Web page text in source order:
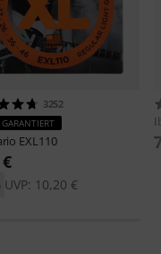
3252
GARANTIERT
EXL110
UVP: 10,20 €